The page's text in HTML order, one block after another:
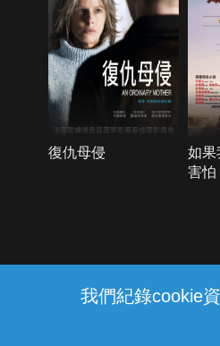
我們紀錄cookie
復仇母侵
如果
害怕